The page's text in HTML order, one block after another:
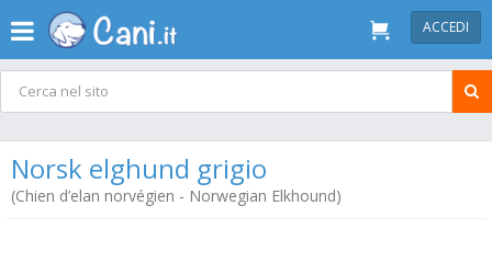
ACCEDI
Norsk elghund grigio
(Chien d’elan norvégien - Norwegian Elkhound)